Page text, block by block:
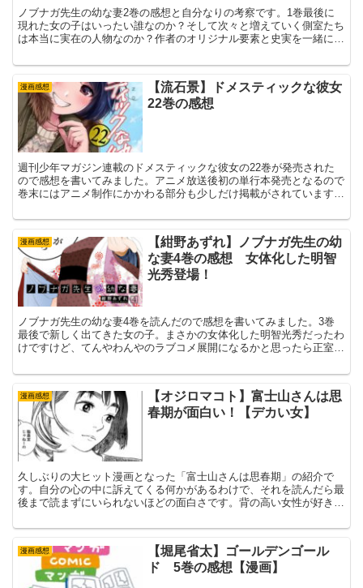
ノブナガ先生の幼な妻2巻の感想と自分なりの考察です。1巻最後に
現れた女の子はいったい誰なのか？そして次々と増えていく側室たち
は本当に実在の人物なのか？作者のオリジナル要素と史実を一緒に学
漫画感想
【流石景】ドメスティックな彼女
22巻の感想
週刊少年マガジン連載のドメスティックな彼女の22巻が発売された
ので感想を書いてみました。アニメ放送後初の単行本発売となるので
巻末にはアニメ制作にかかわる部分も少しだけ掲載がされています。
書いてみました。
漫画感想
【紺野あずれ】ノブナガ先生の幼
な妻4巻の感想 女体化した明智
光秀登場！
ノブナガ先生の幼な妻4巻を読んだので感想を書いてみました。3巻
最後で新しく出てきた女の子。まさかの女体化した明智光秀だったわ
けですけど、てんやわんやのラブコメ展開になるかと思ったら正室で
りします。
漫画感想
【オジロマコト】富士山さんは思
春期が面白い！【デカい女】
久しぶりの大ヒット漫画となった「富士山さんは思春期」の紹介で
す。自分の心の中に訴えてくる何かがあるわけで、それを読んだら最
後まで読まずにいられないほどの面白さです。背の高い女性が好きな
漫画感想
【堀尾省太】ゴールデンゴール
ド 5巻の感想【漫画】